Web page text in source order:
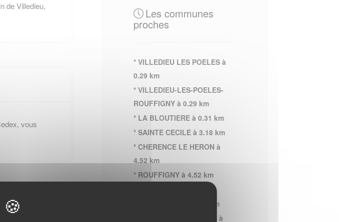
de Villedieu,
vous
Les communes
proches
* VILLEDIEU LES POELES à
0.29 km
* VILLEDIEU-LES-POELES-
ROUFFIGNY à 0.29 km
* LA BLOUTIERE à 0.31 km
* SAINTE CECILE à 3.18 km
* CHERENCE LE HERON à
4.52 km
* ROUFFIGNY à 4.52 km
* LA COLOMBE à 4.84 km
* SAINT MAUR DES BOIS à